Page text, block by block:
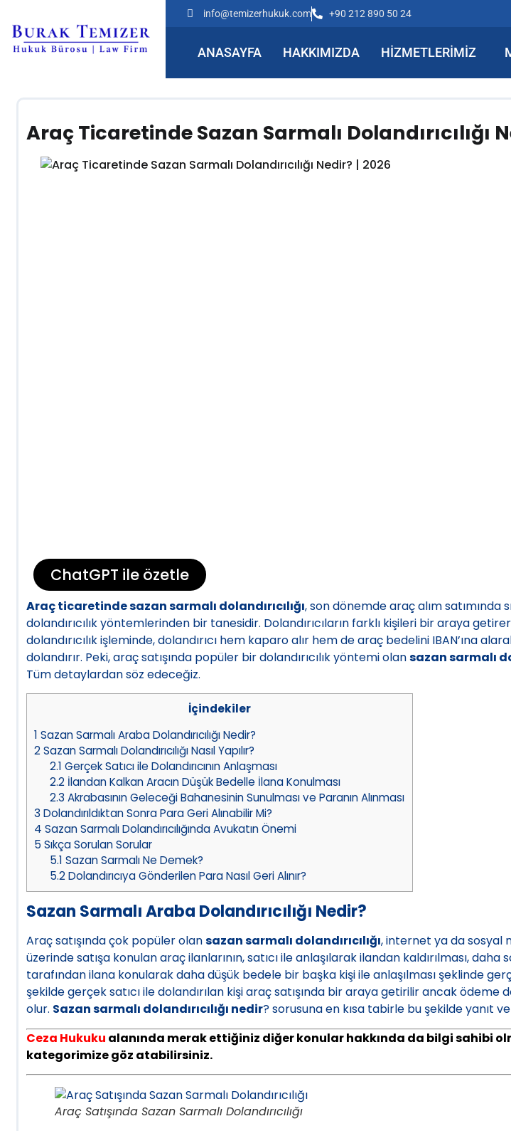
info@temizerhukuk.com +90 212 890 50 24
ANASAYFA HAKKIMIZDA HIZMETLERIMIZ
Araç Ticaretinde Sazan Sarmalı Dolandırıcılığı
ChatGPT ile özetle
Araç ticaretinde sazan sarmalı dolandırıcılığı, son dönemde araç alım satımında
dolandırıcılık yöntemlerinden bir tanesidir. Dolandırıcıların farklı kişileri bir araya
dolandırıcılık işleminde, dolandırıcı hem kaparo alır hem de araç bedelini IBAN’ına
dolandırır. Peki, araç satışında popüler bir dolandırıcılık yöntemi olansazan sarmalı
Tüm detaylardan söz edeceğiz.
İçindekiler
1 Sazan Sarmalı Araba Dolandırıcılığı Nedir?
2Sazan Sarmalı Dolandırıcılığı Nasıl Yapılır?
2.1 Gerçek Satıcı ile Dolandırıcının Anlaşması
2.2 İlandan Kalkan Aracın Düşük Bedelle İlana Konulması
2.3 Akrabasının Geleceği Bahanesinin Sunulması ve Paranın Alınması
3 Dolandırıldıktan Sonra Para Geri Alınabilir Mi?
4 Sazan Sarmalı Dolandırıcılığında Avukatın Önemi
5 Sıkça Sorulan Sorular
5.1 Sazan Sarmalı Ne Demek?
5.2Dolandırıcıya Gönderilen Para Nasıl Geri Alınır?
Sazan Sarmalı Araba Dolandırıcılığı Nedir?
Araç satışında çok popüler olansazan sarmalı dolandırıcılığı, internet ya da sosyal
üzerinde satışa konulan araç ilanlarının, satıcı ile anlaşılarak ilandan kaldırılması, daha
tarafından ilana konularak daha düşük bedele bir başka kişi ile anlaşılması şeklinde
şekilde gerçek satıcı ile dolandırılan kişi araç satışında bir araya getirilir ancak ödeme
olur. Sazan sarmalı dolandırıcılığı nedir? sorusuna en kısa tabirle bu şekilde yanıt
Ceza Hukuku alanında merak ettiğiniz diğer konular hakkında da bilgi sahibi
kategorimize göz atabilirsiniz.
Araç Satışında Sazan Sarmalı Dolandırıcılığı